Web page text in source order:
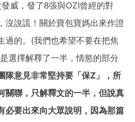
威，發了8張與OZI曾經的對
沒說謊！關於寶包寶媽出來作證
過的。(我們也希望不要在把焦
選擇解釋了一半，情慾的部分
隊意見非常堅持要「保Z」，所
關聯，只解釋文的一半，但說真
必要出來向大眾說明，因為那篇